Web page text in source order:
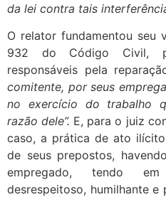
da lei contra tais
O relator fundamentou
932 do Código Civil,
responsáveis pela
comitente, por seus
no exercício do trabalho
razão dele”. E, para o juiz
caso, a prática de ato
de seus prepostos,
empregado, tendo
desrespeitoso, humilhante